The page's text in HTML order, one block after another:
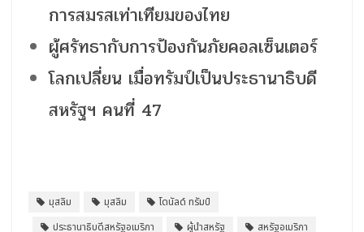
การสมรสเท่าเทียมของไทย
ผู้ศรัทธากับการป้องกันภัยคอลเซ็นเตอร์
โลกเปลี่ยน เมื่อทรัมป์เป็นประธานาธิบดี
สหรัฐฯ คนที่ 47
มุสลิม มุสลิม
โดนัลด์ ทรัมป์
ประธานาธิบดีสหรัฐอเมริกา
ผู้นำสหรัฐ
สหรัฐอเมริกา